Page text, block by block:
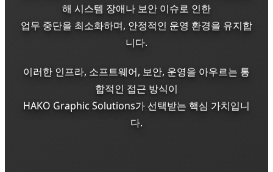
해 시스템 장애나 보안 이슈로 인한
업무 중단을 최소화하며, 안정적인 운영 환경을 유지합
니다.
이러한 인프라, 소프트웨어, 보안, 운영을 아우르는 통
합적인 접근 방식이
HAKO Graphic Solutions가 선택받는 핵심 가치입니
다.